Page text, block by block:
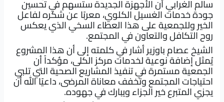
سالم الغرابي أن الأجهزة الجديدة ستسهم في تحسين
جودة خدمات الغسيل الكلوي، معربًا عن شكره لفاعل
الخير وللجمعية على هذا العطاء السخي الذي يعكس
روح التكافل والتعاون في المجتمع.
الشيخ عصام باوزير أشار في كلمته إلى أن هذا المشروع
يُمثل إضافة نوعية لخدمات مركز الكلى، مؤكداً أن
الجمعية مستمرة في تنفيذ المشاريع الصحية التي تلبي
احتياجات المجتمع وتخفف معاناة المرضى، داعيًا الله أن
يجزي المتبرع خير الجزاء ويبارك في جهوده.